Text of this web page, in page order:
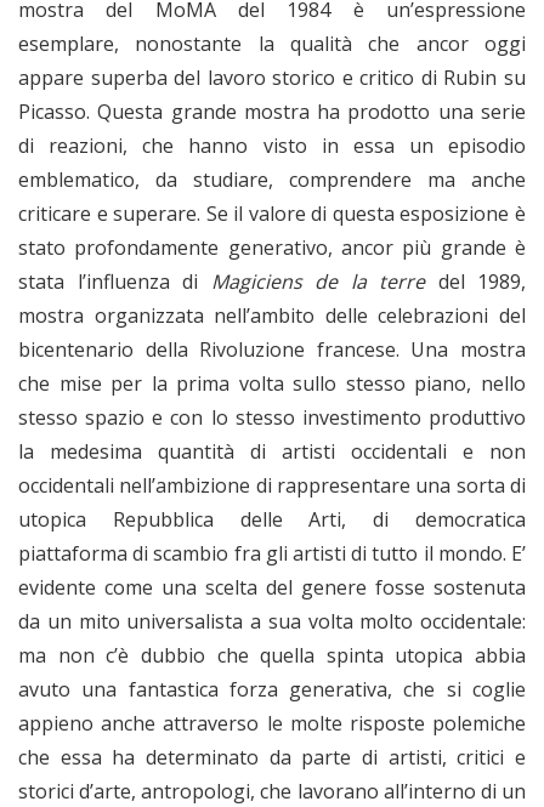
mostra del MoMA del 1984 è un’espressione
esemplare, nonostante la qualità che ancor oggi
appare superba del lavoro storico e critico di Rubin su
Picasso. Questa grande mostra ha prodotto una serie
di reazioni, che hanno visto in essa un episodio
emblematico, da studiare, comprendere ma anche
criticare e superare. Se il valore di questa esposizione è
stato profondamente generativo, ancor più grande è
stata l’influenza di Magiciens de la terredel 1989,
mostra organizzata nell’ambito delle celebrazioni del
bicentenario della Rivoluzione francese. Una mostra
che mise per la prima volta sullo stesso piano, nello
stesso spazio e con lo stesso investimento produttivo
la medesima quantità di artisti occidentali e non
occidentali nell’ambizione di rappresentare una sorta di
utopica Repubblica delle Arti, di democratica
piattaforma di scambio fra gli artisti di tutto il mondo. E’
evidente come una scelta del genere fosse sostenuta
da un mito universalista a sua volta molto occidentale:
ma non c’è dubbio che quella spinta utopica abbia
avuto una fantastica forza generativa, che si coglie
appieno anche attraverso le molte risposte polemiche
che essa ha determinato da parte di artisti, critici e
storici d’arte, antropologi, che lavorano all’interno di un